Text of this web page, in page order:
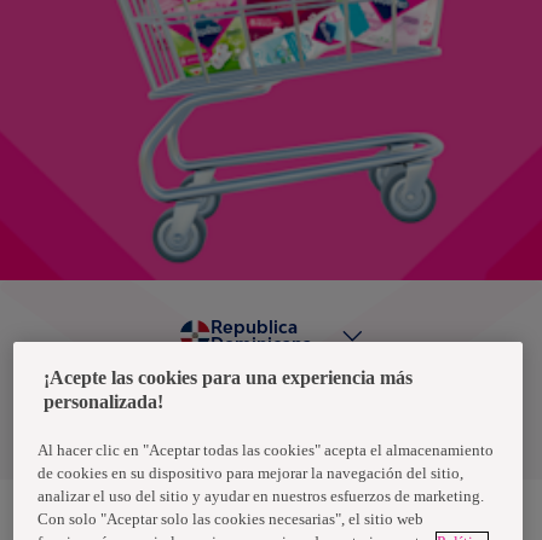
Política de privacidad de datos
Republica
Dominicana
¡Acepte las cookies para una experiencia más
personalizada!
Al hacer clic en "Aceptar todas las cookies" acepta el almacenamiento
de cookies en su dispositivo para mejorar la navegación del sitio,
analizar el uso del sitio y ayudar en nuestros esfuerzos de marketing.
Con solo "Aceptar solo las cookies necesarias", el sitio web